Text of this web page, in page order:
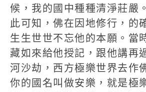
候，我的國中種種清淨莊嚴
此可知，佛在因地修行，的
生生世世不忘他的本願。當
藏如來給他授記，跟他講再
河沙劫，西方極樂世界去作
你的國名叫做安樂，就是極